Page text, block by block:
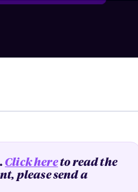
Click hereto read the
please send a